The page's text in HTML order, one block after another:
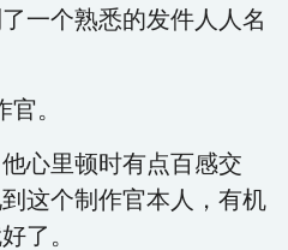
一个熟悉的发件人人名
。
心里顿时有点百感交
这个制作官本人，有机
了。